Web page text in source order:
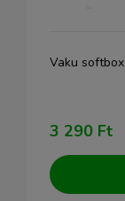
Vaku
3 290 Ft